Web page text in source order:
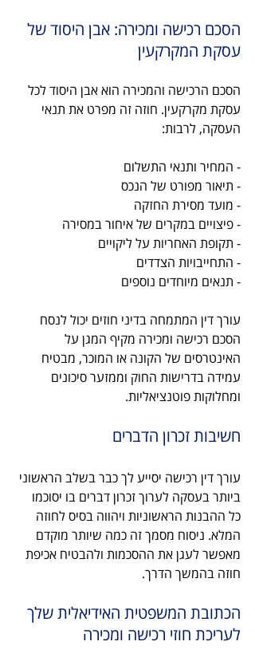
הסכם רכישה ומכירה: אבן היסוד של
עסקת המקרקעין
הסכם הרכישה והמכירה הוא אבן היסוד לכל
עסקת מקרקעין. חוזה זה מפרט את תנאי
העסקה, לרבות:
- המחיר ותנאי התשלום
- תיאור מפורט של הנכס
- מועד מסירת החזקה
- פיצויים במקרים של איחור במסירה
- תקופת האחריות על ליקויים
- התחייבויות הצדדים
- תנאים מיוחדים נוספים
עורך דין המתמחה בדיני חוזים יכול לנסח
הסכם רכישה ומכירה מקיף המגן על
האינטרסים של הקונה או המוכר, מבטיח
עמידה בדרישות החוק וממזער סיכונים
ומחלוקות פוטנציאליות.
חשיבות זכרון הדברים
עורך דין רכישה יסייע לך כבר בשלב הראשוני
ביותר בעסקה לערוך זכרון דברים בו יסוכמו
כל ההבנות הראשוניות ויהווה בסיס לחוזה
המלא. ניסוח מסמך זה כמה שיותר מוקדם
מאפשר לעגן את ההסכמות ולהבטיח אכיפת
חוזה בהמשך הדרך.
הכתובת המשפטית האידיאלית שלך
לעריכת חוזי רכישה ומכירה